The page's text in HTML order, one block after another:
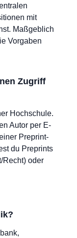
mit
Maßgeblich
Vorgaben
Zugriff
Hochschule.
Autor per E-
Preprint-
du Preprints
Recht) oder